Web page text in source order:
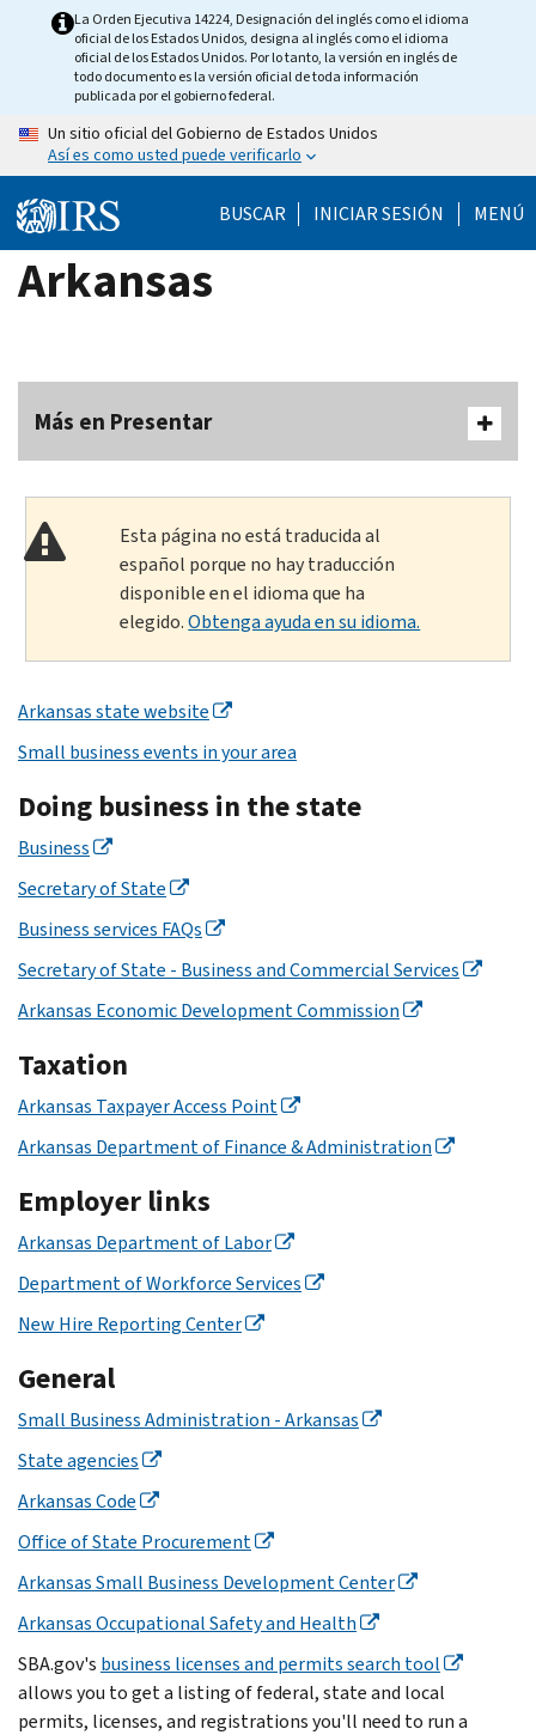
La Orden Ejecutiva 14224, Designación del inglés como el idioma
oficial de los Estados Unidos, designa al inglés como el idioma
oficial de los Estados Unidos. Por lo tanto, la versión en inglés de
todo documento es la versión oficial de toda información
publicada por el gobierno federal.
Un sitio oficial del Gobierno de Estados Unidos
Así es como usted puede verificarlo
BUSCAR INICIAR SESIÓN MENÚ
Arkansas
Más en Presentar
Esta página no está traducida al
español porque no hay traducción
disponible en el idioma que ha
elegido.Obtenga ayuda en su idioma.
Arkansas state website
Small business events in your area
Doing business in the state
Business
Secretary of State
Business services FAQs
Secretary of State - Business and Commercial Services
Arkansas Economic Development Commission
Taxation
Arkansas Taxpayer Access Point
Arkansas Department of Finance & Administration
Employer links
Arkansas Department of Labor
Department of Workforce Services
New Hire Reporting Center
General
Small Business Administration - Arkansas
State agencies
Arkansas Code
Office of State Procurement
Arkansas Small Business Development Center
Arkansas Occupational Safety and Health
SBA.gov's business licenses and permits search tool
allows you to get a listing of federal, state and local
permits, licenses, and registrations you'll need to run a